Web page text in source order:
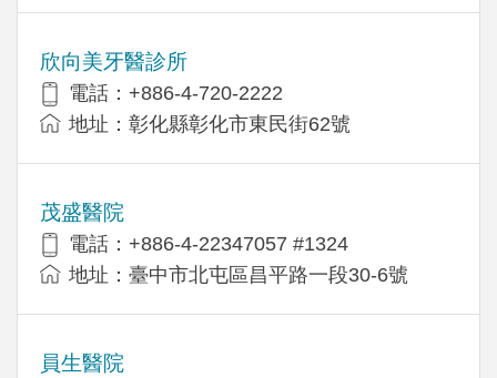
欣向美牙醫診所
電話：+886-4-720-2222
地址：彰化縣彰化市東民街62號
茂盛醫院
電話：+886-4-22347057 #1324
地址：臺中市北屯區昌平路一段30-6號
員生醫院